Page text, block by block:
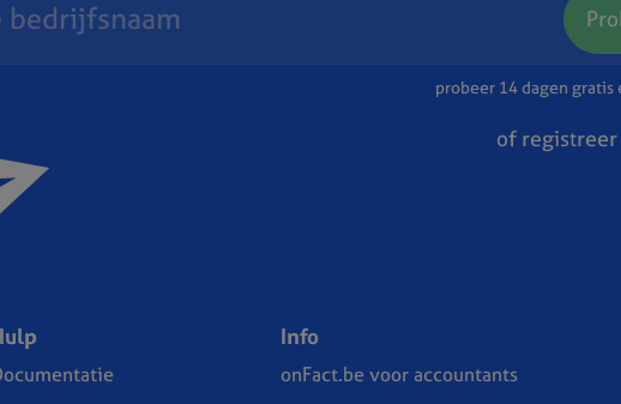
probeer 14 dagen
of
Info
onFact.be voor accountants